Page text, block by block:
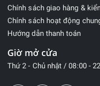
Chính sách giao hàng &
Chính sách hoạt động
Hướng dẫn thanh toán
Giờ mở cửa
Thứ 2 - Chủ nhật / 08:00 -